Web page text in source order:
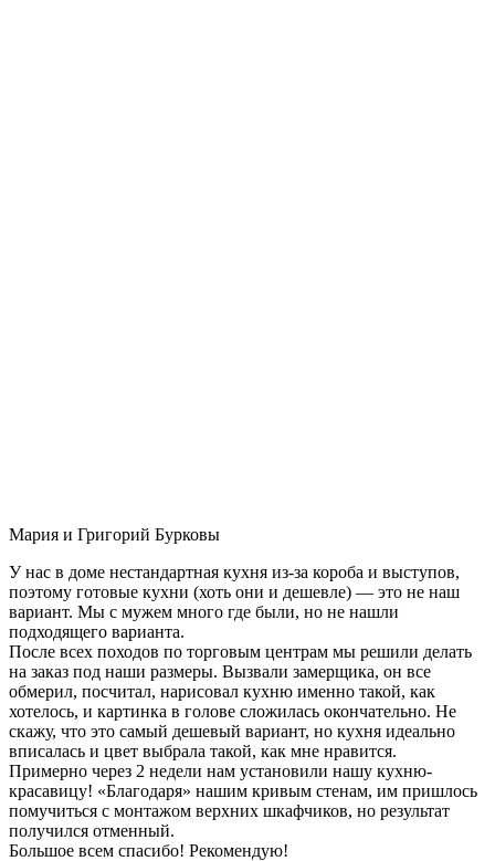
Мария и Григорий Бурковы
У нас в доме нестандартная кухня из-за короба и выступов,
поэтому готовые кухни (хоть они и дешевле) — это не наш
вариант. Мы с мужем много где были, но не нашли
подходящего варианта.
После всех походов по торговым центрам мы решили делать
на заказ под наши размеры. Вызвали замерщика, он все
обмерил, посчитал, нарисовал кухню именно такой, как
хотелось, и картинка в голове сложилась окончательно. Не
скажу, что это самый дешевый вариант, но кухня идеально
вписалась и цвет выбрала такой, как мне нравится.
Примерно через 2 недели нам установили нашу кухню-
красавицу! «Благодаря» нашим кривым стенам, им пришлось
помучиться с монтажом верхних шкафчиков, но результат
получился отменный.
Большое всем спасибо! Рекомендую!